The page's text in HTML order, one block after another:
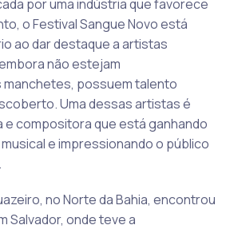
por uma indústria que favorece
o Festival Sangue Novo está
ao dar destaque a artistas
não estejam
possuem talento
Uma dessas artistas é
e compositora que está ganhando
e impressionando o público
no Norte da Bahia, encontrou
Salvador, onde teve a